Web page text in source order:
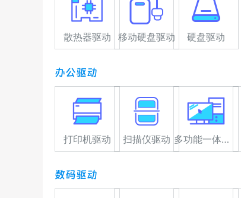
散热器驱动 移动硬盘驱动 硬盘驱动
办公驱动
打印机驱动 扫描仪驱动 多功能一体机驱动
数码驱动